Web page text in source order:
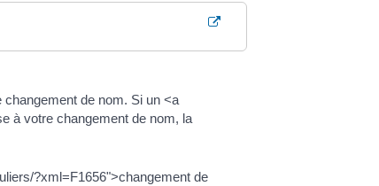
de nom. Si un <a
à votre changement de nom, la
?xml=F1656">changement de